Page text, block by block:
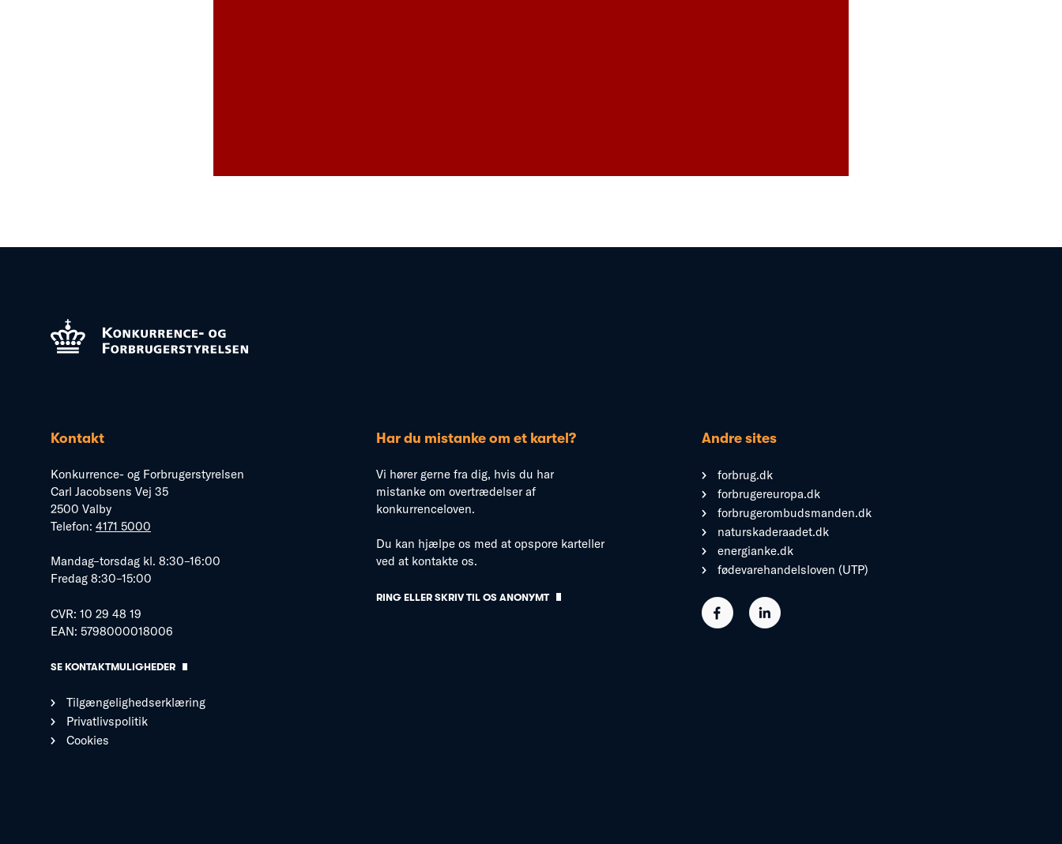
Kontakt
Konkurrence- og Forbrugerstyrelsen
Carl Jacobsens Vej 35
2500 Valby
Telefon: 4171 5000
Mandag–torsdag kl. 8:30–16:00
Fredag 8:30–15:00
CVR: 10 29 48 19
EAN: 5798000018006
SE KONTAKTMULIGHEDER
Tilgængelighedserklæring
Privatlivspolitik
Cookies
Har du mistanke om et kartel?
Vi hører gerne fra dig, hvis du har
mistanke om overtrædelser af
konkurrenceloven.
Du kan hjælpe os med at opspore karteller
ved at kontakte os.
RING ELLER SKRIV TIL OS ANONYMT
Andre sites
forbrug.dk
forbrugereuropa.dk
forbrugerombudsmanden.dk
naturskaderaadet.dk
energianke.dk
fødevarehandelsloven (UTP)